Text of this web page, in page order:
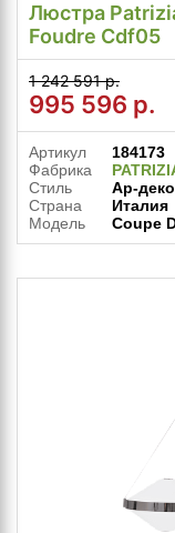
Люстра
Foudre Cdf05
1 242 591 р.
995 596 р.
Артикул
184173
Фабрика
Стиль
Ар-
Страна
Италия
Модель
Coupe